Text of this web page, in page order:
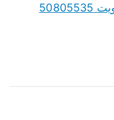
قطع غيار بايك BAIC الأصلية بالكويت 50805535